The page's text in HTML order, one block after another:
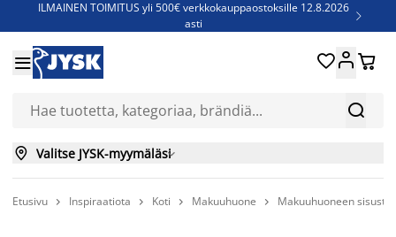
ILMAINEN TOIMITUS yli 500€ verkkokauppaostoksille 12.8.2026
asti

Jenkkisänkyjä - Säästä jopa 60%


 
 Valitse JYSK-myymäläsi
Etusivu  Inspiraatiota  Koti  Makuuhuone  Makuuhuoneen